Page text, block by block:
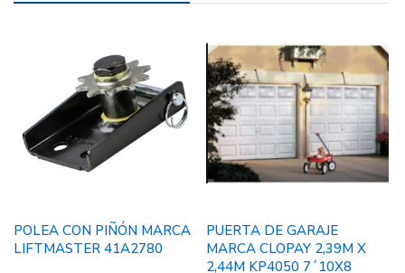
POLEA CON PIÑÓN MARCA
LIFTMASTER 41A2780
PUERTA DE GARAJE
MARCA CLOPAY 2,39M X
2,44M KP4050 7´10X8